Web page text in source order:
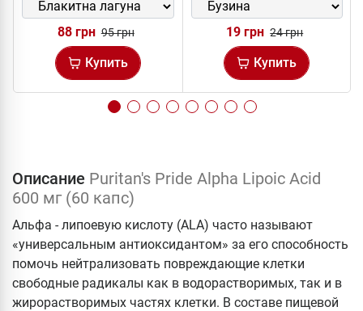
88 грн 95 грн
Купить
19 грн 24 грн
Купить
Описание Puritan's Pride Alpha Lipoic Acid
600 мг (60 капс)
Альфа - липоевую кислоту (ALA) часто называют
«универсальным антиоксидантом» за его способность
помочь нейтрализовать повреждающие клетки
свободные радикалы как в водорастворимых, так и в
жирорастворимых частях клетки. В составе пищевой